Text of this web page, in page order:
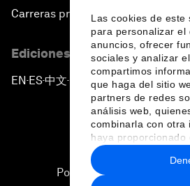
Las cookies de este
para personalizar el
anuncios, ofrecer
sociales y analizar
compartimos
que haga del sitio
partners de redes
análisis web,
combinarla con otra
haya proporcionado
recopilado a partir
hecho de sus
Carreras profesionales
Ediciones en otros idiomas
EN ▪ ES▪中文▪ 日本語
Política de privacidad y